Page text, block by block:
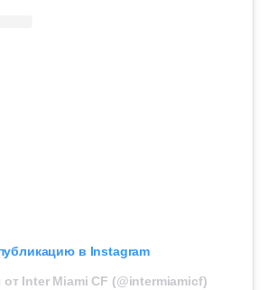
в Instagram
Inter Miami CF (@intermiamicf)